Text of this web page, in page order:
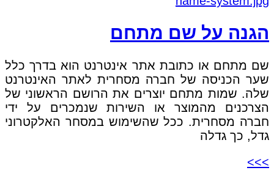
הגנה על שם מתחם
שם מתחם או כתובת אתר אינטרנט הוא בדרך כלל
שער הכניסה של חברה מסחרית לאתר האינטרנט
שלה. שמות מתחם יוצרים את הרושם הראשוני של
הצרכנים מהמוצר או השירות שנמכרים על ידי
חברה מסחרית. ככל שהשימוש במסחר האלקטרוני
גדל, כך גדלה
>>>